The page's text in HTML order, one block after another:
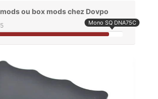
ou box mods chez Dovpo
Mono SQ DNA75C